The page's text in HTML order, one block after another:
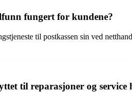
fungert for kundene?
til postkassen sin ved
til reparasjoner og service